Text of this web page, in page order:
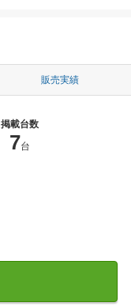
販売実績
掲載台数
7台